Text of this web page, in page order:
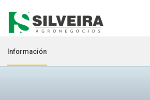
Información